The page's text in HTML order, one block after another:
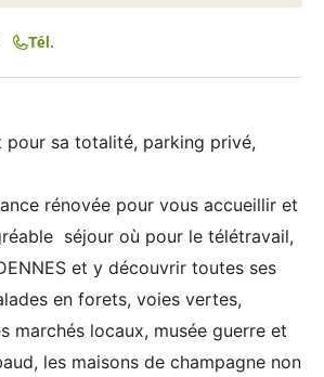
pour sa totalité, parking privé,
rénovée pour vous accueillir et
séjour où pour le télétravail,
et y découvrir toutes ses
en forets, voies vertes,
marchés locaux, musée guerre et
les maisons de champagne non
Tél.